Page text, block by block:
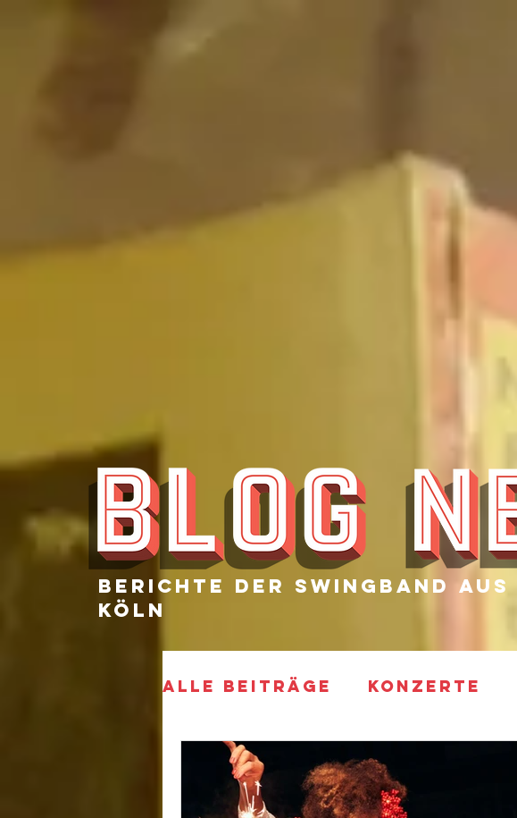
Berichte Der SWingband aus
Köln
Alle Beiträge KONZERTE
ELECTRIFIED PARTY